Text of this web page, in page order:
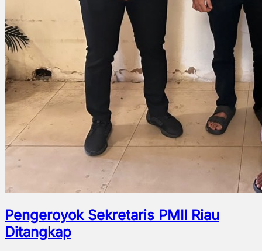
Pengeroyok Sekretaris PMII Riau
Ditangkap